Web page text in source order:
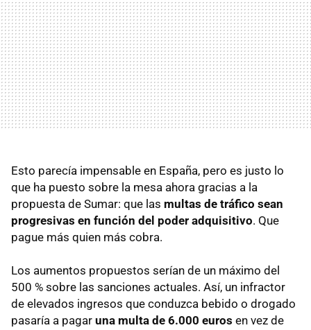
Esto parecía impensable en España, pero es justo lo
que ha puesto sobre la mesa ahora gracias a la
propuesta de Sumar: que las multas de tráfico sean
progresivas en función del poder adquisitivo. Que
pague más quien más cobra.
Los aumentos propuestos serían de un máximo del
500 % sobre las sanciones actuales. Así, un infractor
de elevados ingresos que conduzca bebido o drogado
pasaría a pagar una multa de 6.000 euros en vez de